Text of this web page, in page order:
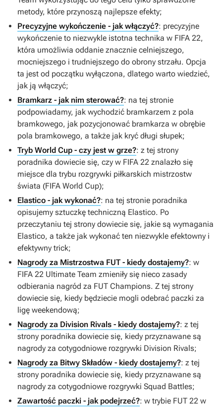
metody, które przynoszą najlepsze efekty;
Precyzyjne wykończenie - jak włączyć?: precyzyjne
wykończenie to niezwykle istotna technika w FIFA 22,
która umożliwia oddanie znacznie celniejszego,
mocniejszego i trudniejszego do obrony strzału. Opcja
ta jest od początku wyłączona, dlatego warto wiedzieć,
jak ją włączyć;
Bramkarz - jak nim sterować?: na tej stronie
podpowiadamy, jak wychodzić bramkarzem z pola
bramkowego, jak pozycjonować bramkarza w obrębie
pola bramkowego, a także jak kryć długi słupek;
Tryb World Cup - czy jest w grze?: z tej strony
poradnika dowiecie się, czy w FIFA 22 znalazło się
miejsce dla trybu rozgrywki piłkarskich mistrzostw
świata (FIFA World Cup);
Elastico - jak wykonać?: na tej stronie poradnika
opisujemy sztuczkę techniczną Elastico. Po
przeczytaniu tej strony dowiecie się, jakie są wymagania
Elastico, a także jak wykonać ten niezwykle efektowny i
efektywny trick;
Nagrody za Mistrzostwa FUT - kiedy dostajemy?: w
FIFA 22 Ultimate Team zmieniły się nieco zasady
odbierania nagród za FUT Champions. Z tej strony
dowiecie się, kiedy będziecie mogli odebrać paczki za
ligę weekendową;
Nagrody za Division Rivals - kiedy dostajemy?: z tej
strony poradnika dowiecie się, kiedy przyznawane są
nagrody za cotygodniowe rozgrywki Division Rivals;
Nagrody za Bitwy Składów - kiedy dostajemy?: z tej
strony poradnika dowiecie się, kiedy przyznawane są
nagrody za cotygodniowe rozgrywki Squad Battles;
Zawartość paczki - jak podejrzeć?: w trybie FUT 22 w